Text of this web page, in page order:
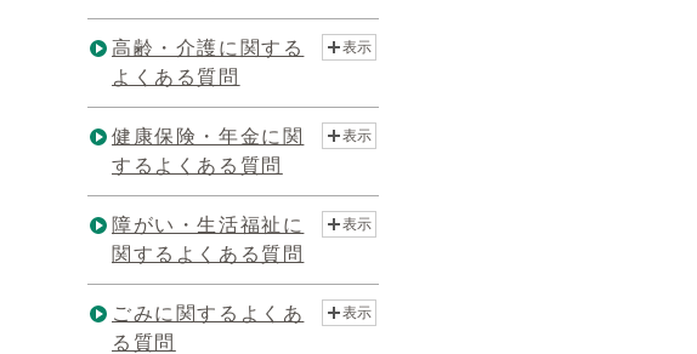
高齢・介護に関する
よくある質問
表示
健康保険・年金に関
するよくある質問
表示
障がい・生活福祉に
関するよくある質問
表示
ごみに関するよくあ
る質問
表示